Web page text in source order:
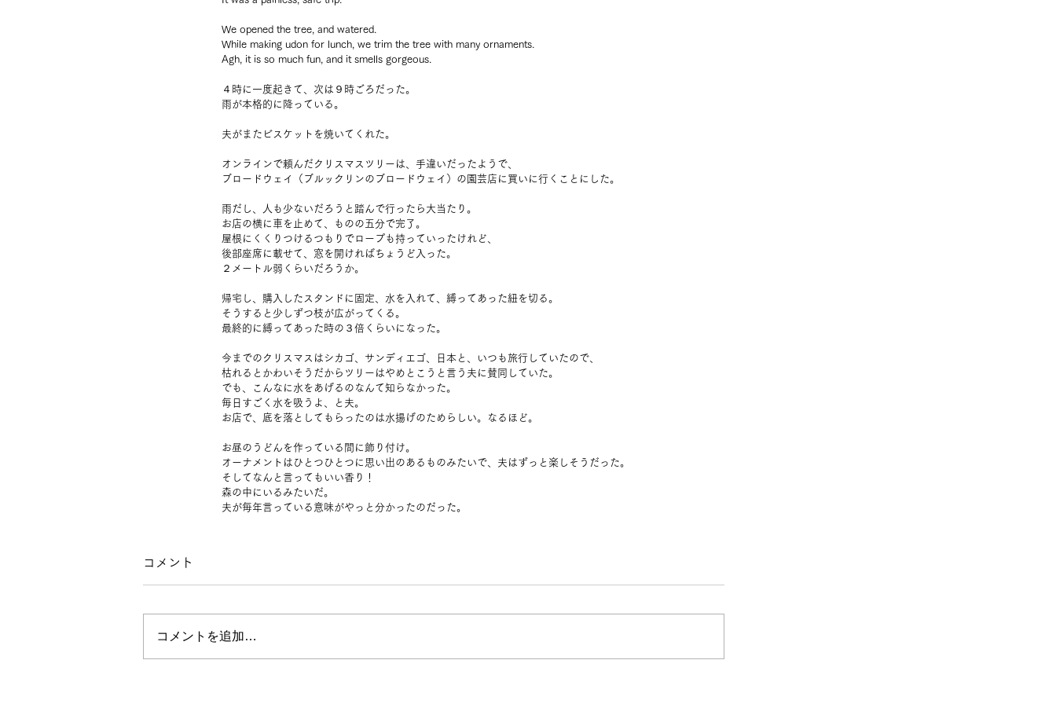
We opened the tree, and watered.
While making udon for lunch, we trim the tree with many ornaments.
Agh, it is so much fun, and it smells gorgeous.
４時に一度起きて、次は９時ごろだった。
雨が本格的に降っている。
夫がまたビスケットを焼いてくれた。
オンラインで頼んだクリスマスツリーは、手違いだったようで、
ブロードウェイ（ブルックリンのブロードウェイ）の園芸店に買いに行くことにした。
雨だし、人も少ないだろうと踏んで行ったら大当たり。
お店の横に車を止めて、ものの五分で完了。
屋根にくくりつけるつもりでロープも持っていったけれど、
後部座席に載せて、窓を開ければちょうど入った。
２メートル弱くらいだろうか。
帰宅し、購入したスタンドに固定、水を入れて、縛ってあった紐を切る。
そうすると少しずつ枝が広がってくる。
最終的に縛ってあった時の３倍くらいになった。
今までのクリスマスはシカゴ、サンディエゴ、日本と、いつも旅行していたので、
枯れるとかわいそうだからツリーはやめとこうと言う夫に賛同していた。
でも、こんなに水をあげるのなんて知らなかった。
毎日すごく水を吸うよ、と夫。
お店で、底を落としてもらったのは水揚げのためらしい。なるほど。
お昼のうどんを作っている間に飾り付け。
オーナメントはひとつひとつに思い出のあるものみたいで、夫はずっと楽しそうだった。
そしてなんと言ってもいい香り！
森の中にいるみたいだ。
夫が毎年言っている意味がやっと分かったのだった。
コメント
コメントを追加…